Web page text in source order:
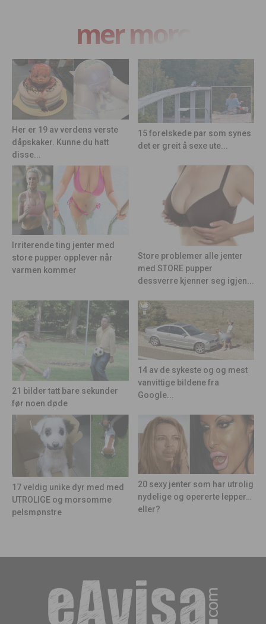
mer moro
Her er 19 av verdens verste
dåpskaker. Kunne du hatt
disse...
15 forelskede par som synes
det er greit å sexe ute...
Irriterende ting jenter med
store pupper opplever når
varmen kommer
Store problemer alle jenter
med STORE pupper
dessverre kjenner seg igjen...
21 bilder tatt bare sekunder
før noen døde
14 av de sykeste og og mest
vanvittige bildene fra
Google...
17 veldig unike dyr med med
UTROLIGE og morsomme
pelsmønstre
20 sexy jenter som har utrolig
nydelige og opererte lepper…
eller?